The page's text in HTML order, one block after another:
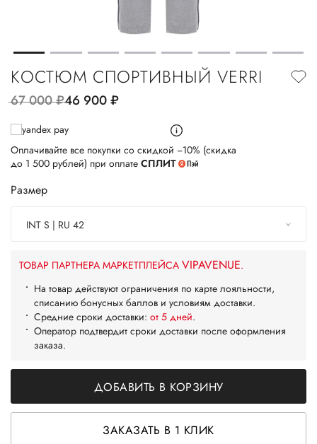
КОСТЮМ СПОРТИВНЫЙ VERRI
67 000руб.46 900руб.
Оплачивайте все покупки со скидкой −10% (скидка
до 1 500 рублей) при оплате СПЛИТ
Размер
INT S | RU 42
ТОВАР ПАРТНЕРА МАРКЕТПЛЕЙСА VIPAVENUE.
На товар действуют ограничения по карте лояльности,
списанию бонусных баллов и условиям доставки.
Средние сроки доставки: от 5 дней.
Оператор подтвердит сроки доставки после оформления
заказа.
ДОБАВИТЬ В КОРЗИНУ
ЗАКАЗАТЬ В 1 КЛИК